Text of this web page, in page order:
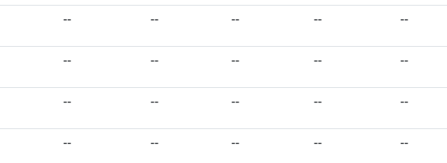
-- -- -- -- --
-- -- -- -- --
-- -- -- -- --
-- -- -- -- --